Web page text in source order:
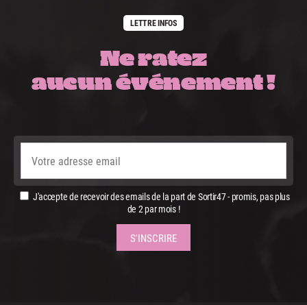
LETTRE INFOS
Ne ratez
aucun événement !
J'accepte de recevoir des emails de la part de Sortir47 - promis, pas plus
de 2 par mois !